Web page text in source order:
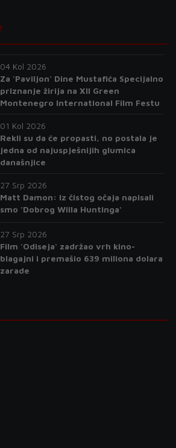
04 Kol 2026
Za 'Paviljon' Dine Mustafića Specijalno
priznanje žirija na XII Green
Montenegro International Film Festu
01 Kol 2026
Rekli su da će propasti, no postala je
jedna od najuspješnijih glumica
današnjice
27 Srp 2026
Matt Damon: Iz čistog očaja napisali
smo 'Dobrog Willa Huntinga'
27 Srp 2026
Film 'Odiseja' zadržao vrh kino-
blagajni i premašio 639 miliona dolara
zarade